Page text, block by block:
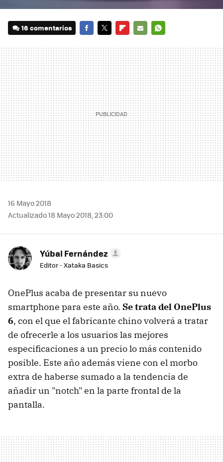
16 comentarios
MAIL
16 Mayo 2018
Actualizado 18 Mayo 2018, 23:00
Yúbal Fernández
Editor - Xataka Basics
OnePlus acaba de presentar su nuevo
smartphone para este año. Se trata del OnePlus
6, con el que el fabricante chino volverá a tratar
de ofrecerle a los usuarios las mejores
especificaciones a un precio lo más contenido
posible. Este año además viene con el morbo
extra de haberse sumado a la tendencia de
añadir un "notch" en la parte frontal de la
pantalla.